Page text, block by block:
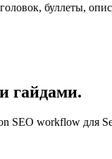
буллеты,
гайдами.
SEO workflow для